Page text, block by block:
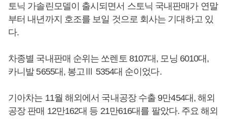
토닉 가솔린모델이 출시되면서 스토닉 국내판매가 연말
부터 내년까지 호조를 보일 것으로 회사는 기대하고 있
다.
차종별 국내판매 순위는 쏘렌토 8107대, 모닝 6010대,
카니발 5655대, 봉고Ⅲ 5354대 순이었다.
기아차는 11월 해외에서 국내공장 수출 9만454대, 해외
공장 판매 12만162대 등 21만616대를 팔았다. 주요 해외